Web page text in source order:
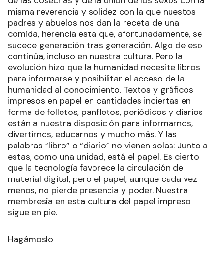
misma reverencia y solidez con la que nuestos
padres y abuelos nos dan la receta de una
comida, herencia esta que, afortunadamente, se
sucede generación tras generación. Algo de eso
continúa, incluso en nuestra cultura. Pero la
evolución hizo que la humanidad necesite libros
para informarse y posibilitar el acceso de la
humanidad al conocimiento. Textos y gráficos
impresos en papel en cantidades inciertas en
forma de folletos, panfletos, periódicos y diarios
están a nuestra disposición para informarnos,
divertirnos, educarnos y mucho más. Y las
palabras “libro” o “diario” no vienen solas: Junto a
estas, como una unidad, está el papel. Es cierto
que la tecnología favorece la circulación de
material digital, pero el papel, aunque cada vez
menos, no pierde presencia y poder. Nuestra
membresía en esta cultura del papel impreso
sigue en pie.
Hagámoslo